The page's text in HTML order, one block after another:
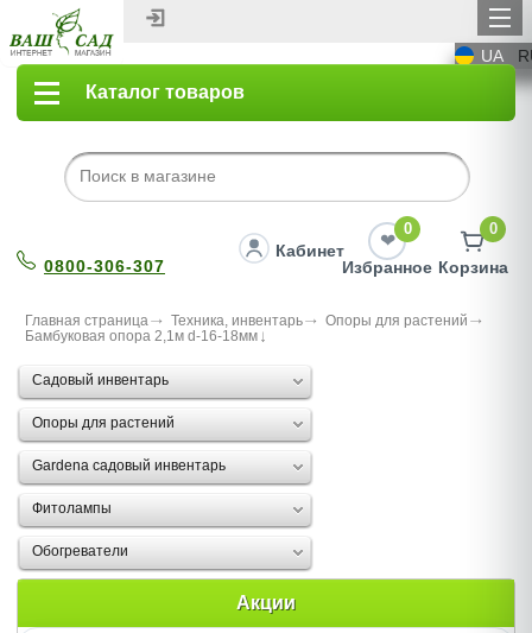
UA
Каталог товаров
0800-306-307
Кабинет
0
Избранное
0
Корзина
Главная страница Техника, инвентарь
Опоры для растений
Бамбуковая опора 2,1м d-16-18мм
Садовый инвентарь
Опоры для растений
Gardena садовый инвентарь
Фитолампы
Обогреватели
Акции